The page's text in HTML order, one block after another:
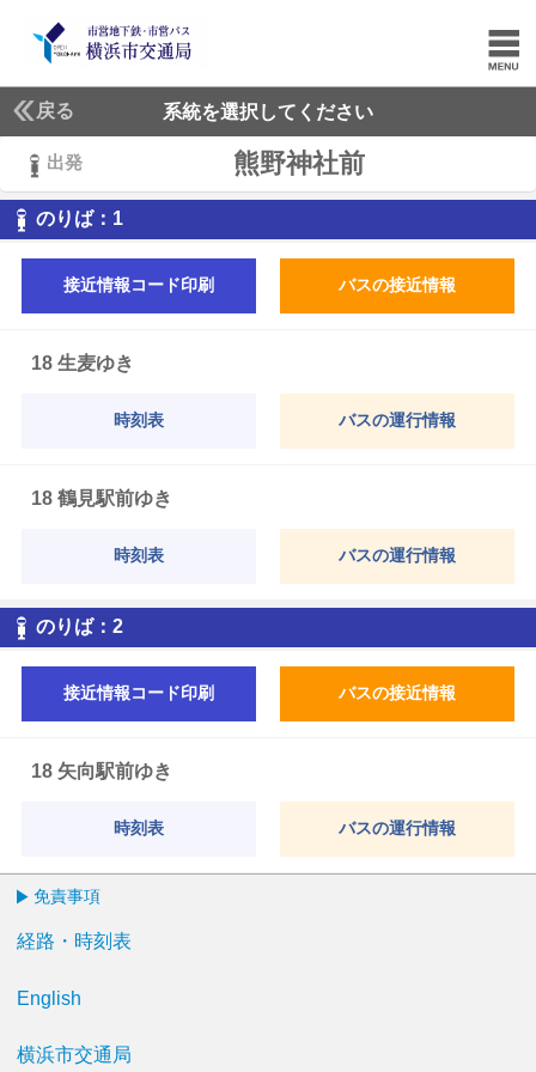
戻る 系統を選択してください
出発 熊野神社前
のりば： 1
接近情報コード印刷 バスの接近情報
18 生麦ゆき
時刻表 バスの運行情報
18 鶴見駅前ゆき
時刻表 バスの運行情報
のりば： 2
接近情報コード印刷 バスの接近情報
18 矢向駅前ゆき
時刻表 バスの運行情報
免責事項
経路・時刻表
English
横浜市交通局